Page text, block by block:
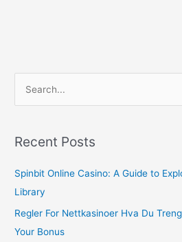
r
h
f
o
r
Recent Posts
Spinbit Online Casino: A Guide to
Library
Regler For Nettkasinoer Hva Du
Your Bonus